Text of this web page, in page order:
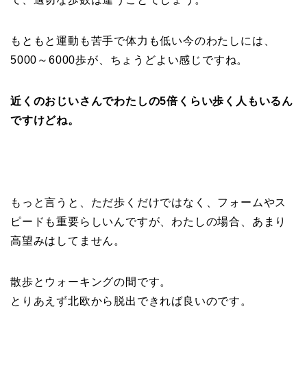
もともと運動も苦手で体力も低い今のわたしには、
5000～6000歩が、ちょうどよい感じですね。
近くのおじいさんでわたしの5倍くらい歩く人もいるん
ですけどね。
もっと言うと、ただ歩くだけではなく、フォームやス
ピードも重要らしいんですが、わたしの場合、あまり
高望みはしてません。
散歩とウォーキングの間です。
とりあえず北欧から脱出できれば良いのです。